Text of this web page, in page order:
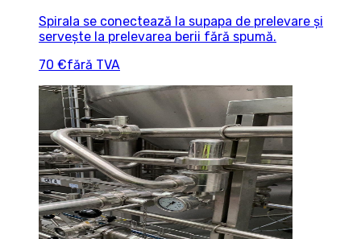
Spirala se conectează la supapa de prelevare și
servește la prelevarea berii fără spumă.
70 €fără TVA